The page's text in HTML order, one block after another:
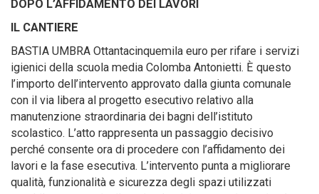
DOPO L’AFFIDAMENTO DEI LAVORI
IL CANTIERE
BASTIA UMBRA Ottantacinquemila euro per rifare i servizi
igienici della scuola media Colomba Antonietti. È questo
l’importo dell’intervento approvato dalla giunta comunale
con il via libera al progetto esecutivo relativo alla
manutenzione straordinaria dei bagni dell’istituto
scolastico. L’atto rappresenta un passaggio decisivo
perché consente ora di procedere con l’affidamento dei
lavori e la fase esecutiva. L’intervento punta a migliorare
qualità, funzionalità e sicurezza degli spazi utilizzati